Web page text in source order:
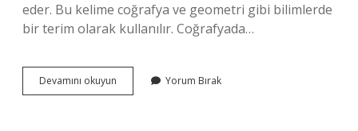
eder. Bu kelime coğrafya ve geometri gibi bilimlerde
bir terim olarak kullanılır. Coğrafyada…
Devamını okuyun
Hangi
Yorum Bırak